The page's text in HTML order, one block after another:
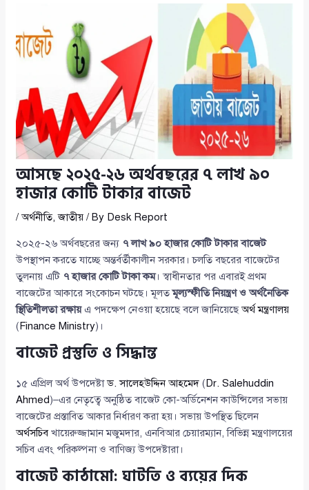
আসছে ২০২৫-২৬ অর্থবছরের ৭ লাখ ৯০
হাজার কোটি টাকার বাজেট
/অর্থনীতি,জাতীয় / By Desk Report
২০২৫-২৬ অর্থবছরের জন্য ৭ লাখ ৯০ হাজার কোটি টাকার বাজেট
উপস্থাপন করতে যাচ্ছে অন্তর্বর্তীকালীন সরকার। চলতি বছরের বাজেটের
তুলনায় এটি ৭ হাজার কোটি টাকা কম। স্বাধীনতার পর এবারই প্রথম
বাজেটের আকারে সংকোচন ঘটছে। মূলতমূল্যস্ফীতি নিয়ন্ত্রণ ও অর্থনৈতিক
স্থিতিশীলতা রক্ষায়এ পদক্ষেপ নেওয়া হয়েছে বলে জানিয়েছেঅর্থ মন্ত্রণালয়
( Finance Ministry)।
বাজেট প্রস্তুতি ও সিদ্ধান্ত
১৫ এপ্রিল অর্থ উপদেষ্টাড. সালেহউদ্দিন আহমেদ ( Dr. Salehuddin
Ahmed)–এর নেতৃত্বে অনুষ্ঠিত বাজেট কো-অর্ডিনেশন কাউন্সিলের সভায়
বাজেটের প্রস্তাবিত আকার নির্ধারণ করা হয়। সভায় উপস্থিত ছিলেন
অর্থসচিবখায়েরুজ্জামান মজুমদার, এনবিআর চেয়ারম্যান, বিভিন্ন মন্ত্রণালয়ের
সচিব এবং পরিকল্পনা ও বাণিজ্য উপদেষ্টারা।
বাজেট কাঠামো: ঘাটতি ও ব্যয়ের দিক